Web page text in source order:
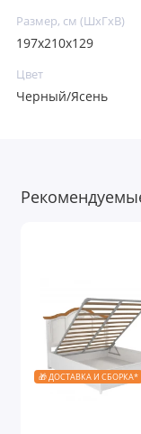
Размер, см (ШхГхВ)
197x210x129
Цвет
Черный/Ясень
🎁 ДОСТАВКА И СБОРКА*